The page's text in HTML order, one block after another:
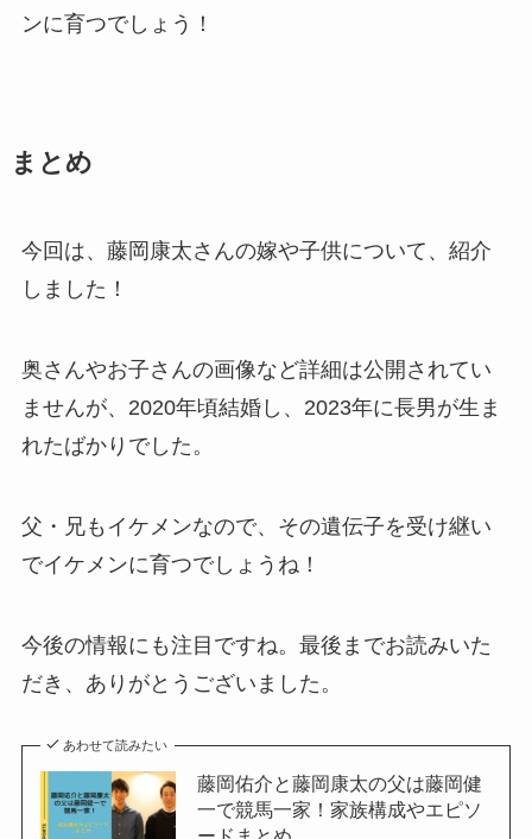
ンに育つでしょう！
まとめ
今回は、藤岡康太さんの嫁や子供について、紹介
しました！
奥さんやお子さんの画像など詳細は公開されてい
ませんが、2020年頃結婚し、2023年に長男が生ま
れたばかりでした。
父・兄もイケメンなので、その遺伝子を受け継い
でイケメンに育つでしょうね！
今後の情報にも注目ですね。最後までお読みいた
だき、ありがとうございました。
あわせて読みたい
藤岡佑介と藤岡康太の父は藤岡健
一で競馬一家！家族構成やエピソ